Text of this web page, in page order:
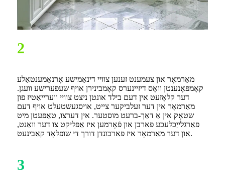
2
מאַרמאָר און צעמענט זענען צוויי דינאַמישע אָרנאַמענטאַלע
קאָמפּאָנענטן וואָס דיזיינערס קאָמבינירן אויף שעפערישע וועגן.
דער קלאָזעט אין דעם בילד אונטן ניצט צוויי ווערייאַטיז פון
מאַרמאָר אין דער זעלביקער צייט, אויסגעשטעלט אויף דעם
שטאָק אין אַ דאַך-ברעט מוסטער. אין דערצו, טאַפּעטן מיט
פאַרגלייַכלעכע פארבן און פֿאָרמען איז אַפּליקט צו דער וואַנט,
און דער מאַרמאָר איז פארבונדן דורך די שופלאָד קאַבינעט.
3